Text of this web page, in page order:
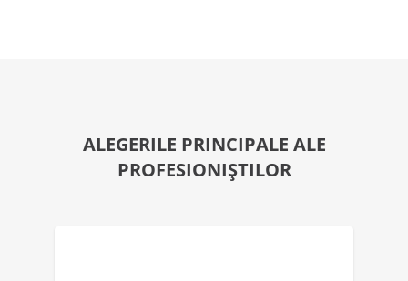
ALEGERILE PRINCIPALE ALE
PROFESIONIȘTILOR